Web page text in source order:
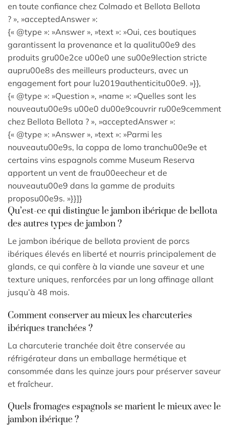
en toute confiance chez Colmado et Bellota Bellota
? », »acceptedAnswer »:
{« @type »: »Answer », »text »: »Oui, ces boutiques
garantissent la provenance et la qualitu00e9 des
produits gru00e2ce u00e0 une su00e9lection stricte
aupru00e8s des meilleurs producteurs, avec un
engagement fort pour lu2019authenticitu00e9. »}},
{« @type »: »Question », »name »: »Quelles sont les
nouveautu00e9s u00e0 du00e9couvrir ru00e9cemment
chez Bellota Bellota ? », »acceptedAnswer »:
{« @type »: »Answer », »text »: »Parmi les
nouveautu00e9s, la coppa de lomo tranchu00e9e et
certains vins espagnols comme Museum Reserva
apportent un vent de frau00eecheur et de
nouveautu00e9 dans la gamme de produits
proposu00e9s. »}}]}
Qu’est-ce qui distingue le jambon ibérique de bellota
des autres types de jambon ?
Le jambon ibérique de bellota provient de porcs
ibériques élevés en liberté et nourris principalement de
glands, ce qui confère à la viande une saveur et une
texture uniques, renforcées par un long affinage allant
jusqu’à 48 mois.
Comment conserver au mieux les charcuteries
ibériques tranchées ?
La charcuterie tranchée doit être conservée au
réfrigérateur dans un emballage hermétique et
consommée dans les quinze jours pour préserver saveur
et fraîcheur.
Quels fromages espagnols se marient le mieux avec le
jambon ibérique ?